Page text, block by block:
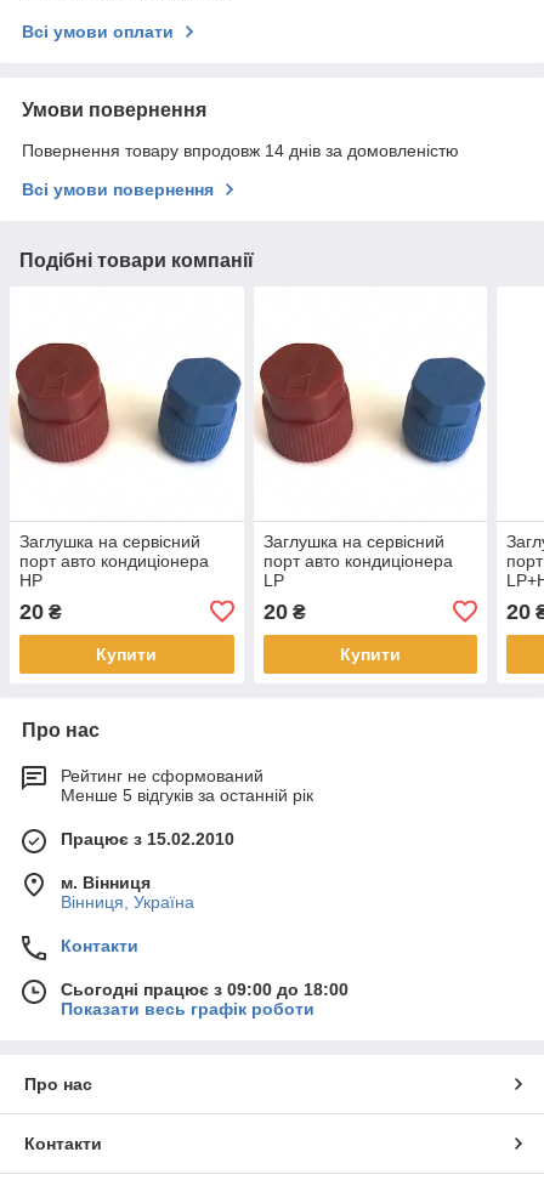
Всі умови оплати
Умови повернення
Повернення товару впродовж 14 днів за домовленістю
Всі умови повернення
Подібні товари компанії
Заглушка на сервісний
порт авто кондиціонера
HP
20 ₴
Купити
Заглушка на сервісний
порт авто кондиціонера
LP
20₴
Купити
20
Про нас
Рейтинг не сформований
Менше 5 відгуків за останній рік
Працює з 15.02.2010
м. Вінниця
Вінниця, Україна
Контакти
Сьогодні працює з 09:00 до 18:00
Показати весь графік роботи
Про нас
Контакти